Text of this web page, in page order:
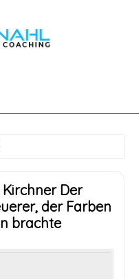
Der
der Farben
brachte